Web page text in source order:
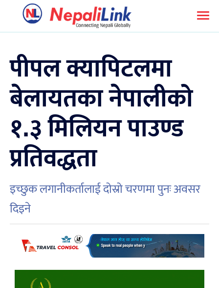
पीपल क्यापिटलमा
बेलायतका नेपालीको
१.३ मिलियन पाउण्ड
प्रतिवद्धता
इच्छुक लगानीकर्तालाई दोस्रो चरणमा पुनः अवसर
दिइने